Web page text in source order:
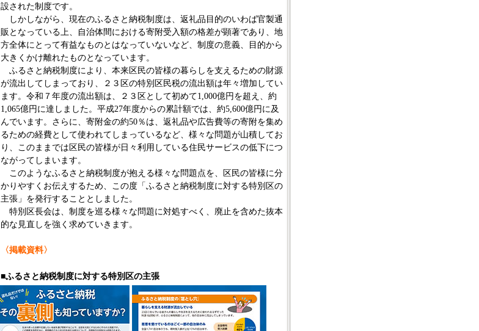
設された制度です。
しかしながら、現在のふるさと納税制度は、返礼品目的のいわば官製通
販となっている上、自治体間における寄附受入額の格差が顕著であり、地
方全体にとって有益なものとはなっていないなど、制度の意義、目的から
大きくかけ離れたものとなっています。
ふるさと納税制度により、本来区民の皆様の暮らしを支えるための財源
が流出してしまっており、２３区の特別区民税の流出額は年々増加してい
ます。令和７年度の流出額は、２３区として初めて1,000億円を超え、約
1,065億円に達しました。平成27年度からの累計額では、約5,600億円に及
んでいます。さらに、寄附金の約50％は、返礼品や広告費等の寄附を集め
るための経費として使われてしまっているなど、様々な問題が山積してお
り、このままでは区民の皆様が日々利用している住民サービスの低下につ
ながってしまいます。
このようなふるさと納税制度が抱える様々な問題点を、区民の皆様に分
かりやすくお伝えするため、この度「ふるさと納税制度に対する特別区の
主張」を発行することとしました。
特別区長会は、制度を巡る様々な問題に対処すべく、廃止を含めた抜本
的な見直しを強く求めていきます。
〈掲載資料〉
■ふるさと納税制度に対する特別区の主張